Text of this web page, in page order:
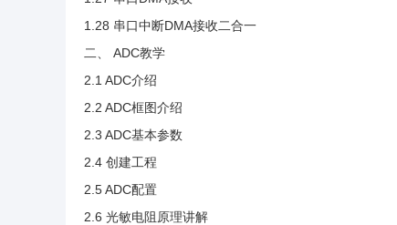
1.28 串口中断DMA接收二合一
二、 ADC教学
2.1 ADC介绍
2.2 ADC框图介绍
2.3 ADC基本参数
2.4 创建工程
2.5 ADC配置
2.6 光敏电阻原理讲解